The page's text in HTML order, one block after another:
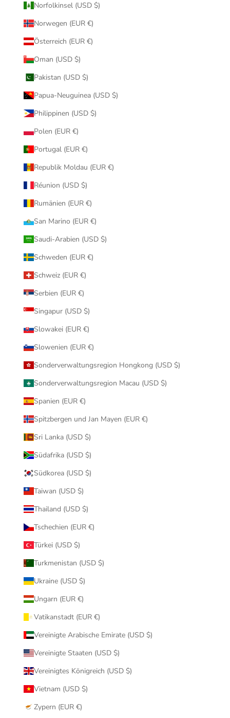
Norfolkinsel (USD $)
Norwegen (EUR €)
Österreich (EUR €)
Oman (USD $)
Pakistan (USD $)
Papua-Neuguinea (USD $)
Philippinen (USD $)
Polen (EUR €)
Portugal (EUR €)
Republik Moldau (EUR €)
Réunion (USD $)
Rumänien (EUR €)
San Marino (EUR €)
Saudi-Arabien (USD $)
Schweden (EUR €)
Schweiz (EUR €)
Serbien (EUR €)
Singapur (USD $)
Slowakei (EUR €)
Slowenien (EUR €)
Sonderverwaltungsregion Hongkong (USD $)
Sonderverwaltungsregion Macau (USD $)
Spanien (EUR €)
Spitzbergen und Jan Mayen (EUR €)
Sri Lanka (USD $)
Südafrika (USD $)
Südkorea (USD $)
Taiwan (USD $)
Thailand (USD $)
Tschechien (EUR €)
Türkei (USD $)
Turkmenistan (USD $)
Ukraine (USD $)
Ungarn (EUR €)
Vatikanstadt (EUR €)
Vereinigte Arabische Emirate (USD $)
Vereinigte Staaten (USD $)
Vereinigtes Königreich (USD $)
Vietnam (USD $)
Zypern (EUR €)